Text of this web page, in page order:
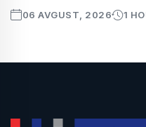
06 AVGUST, 2026 1